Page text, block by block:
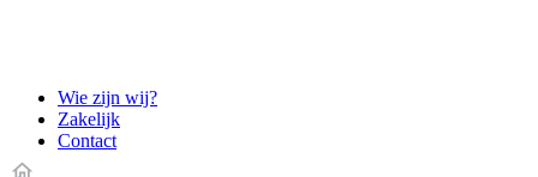
Wie zijn wij?
Zakelijk
Contact